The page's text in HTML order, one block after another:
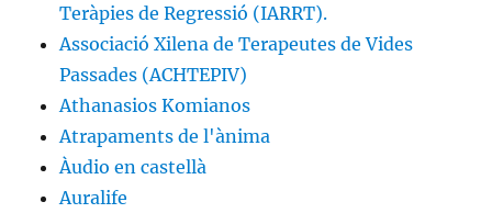
Teràpies de Regressió (IARRT).
Associació Xilena de Terapeutes de Vides
Passades (ACHTEPIV)
Athanasios Komianos
Atrapaments de l'ànima
Àudio en castellà
Auralife